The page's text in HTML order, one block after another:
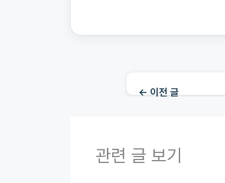
←이전 글
관련 글 보기